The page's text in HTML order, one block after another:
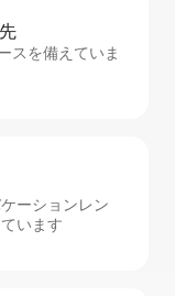
スを備えていま
ーションレン
います